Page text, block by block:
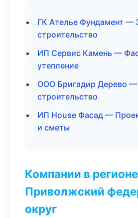
ГК Ателье Фундамент —
строительство
ИП Сервис Камень —
утепление
ООО Бригадир Дерево —
строительство
ИП House Фасад —
и сметы
Компании в
Приволжский
округ